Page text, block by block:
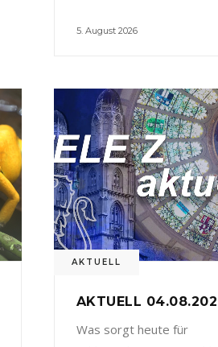
5. August 2026
AKTUELL
AKTUELL
Was sorgt heute für